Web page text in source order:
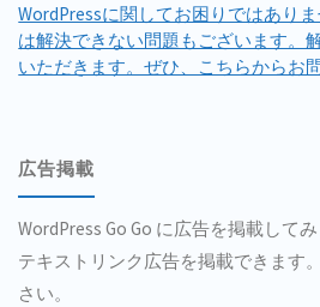
WordPressに関してお困りではあり
は解決できない問題もございます。
いただきます。ぜひ、こちらからお
広告掲載
WordPress Go Go に広告を掲載して
テキストリンク広告を掲載できます
さい。